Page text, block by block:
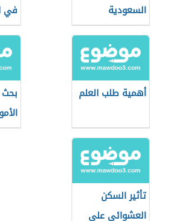
السعودية
في
أهمية طلب العلم
تأثير السكن
العشوائي على